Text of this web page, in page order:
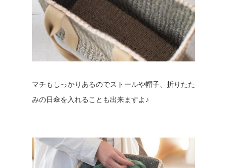
マチもしっかりあるのでストールや帽子、折りたた
みの日傘を入れることも出来ますよ♪